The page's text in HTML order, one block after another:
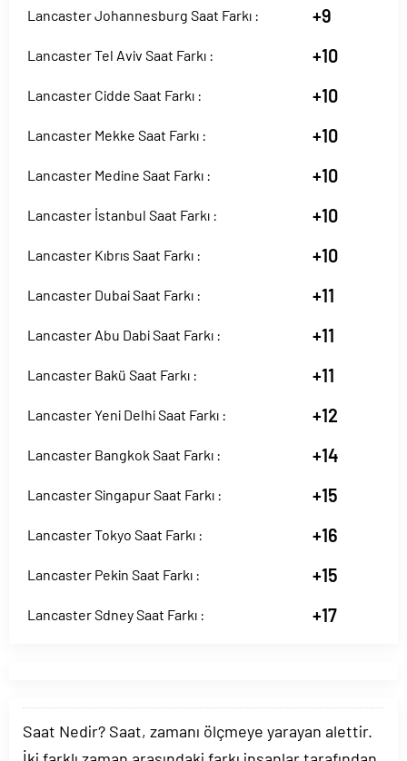
Lancaster Johannesburg Saat Farkı : +9
Lancaster Tel Aviv Saat Farkı : +10
Lancaster Cidde Saat Farkı : +10
Lancaster Mekke Saat Farkı : +10
Lancaster Medine Saat Farkı : +10
Lancaster İstanbul Saat Farkı : +10
Lancaster Kıbrıs Saat Farkı : +10
Lancaster Dubai Saat Farkı : +11
Lancaster Abu Dabi Saat Farkı : +11
Lancaster Bakü Saat Farkı : +11
Lancaster Yeni Delhi Saat Farkı : +12
Lancaster Bangkok Saat Farkı : +14
Lancaster Singapur Saat Farkı : +15
Lancaster Tokyo Saat Farkı : +16
Lancaster Pekin Saat Farkı : +15
Lancaster Sdney Saat Farkı : +17
Saat Nedir? Saat, zamanı ölçmeye yarayan alettir.